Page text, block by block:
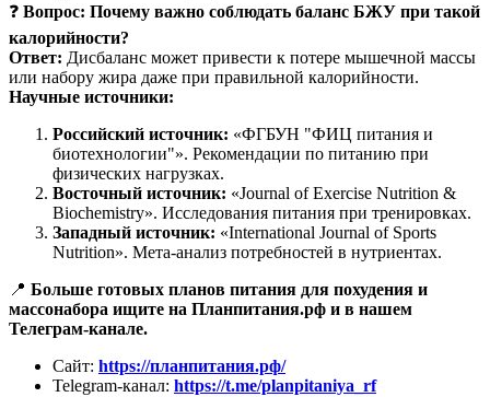
❓ Вопрос: Почему важно соблюдать баланс БЖУ при такой
калорийности?
Ответ: Дисбаланс может привести к потере мышечной массы
или набору жира даже при правильной калорийности.
Научные источники:
Российский источник: «ФГБУН "ФИЦ питания и
биотехнологии"». Рекомендации по питанию при
физических нагрузках.
Восточный источник: «Journal of Exercise Nutrition &
Biochemistry». Исследования питания при тренировках.
Западный источник: «International Journal of Sports
Nutrition». Мета-анализ потребностей в нутриентах.
📍 Больше готовых планов питания для похудения и
массонабора ищите на Планпитания.рф и в нашем
Телеграм-канале.
Сайт: https://планпитания.рф/
Telegram-канал: https://t.me/planpitaniya_rf